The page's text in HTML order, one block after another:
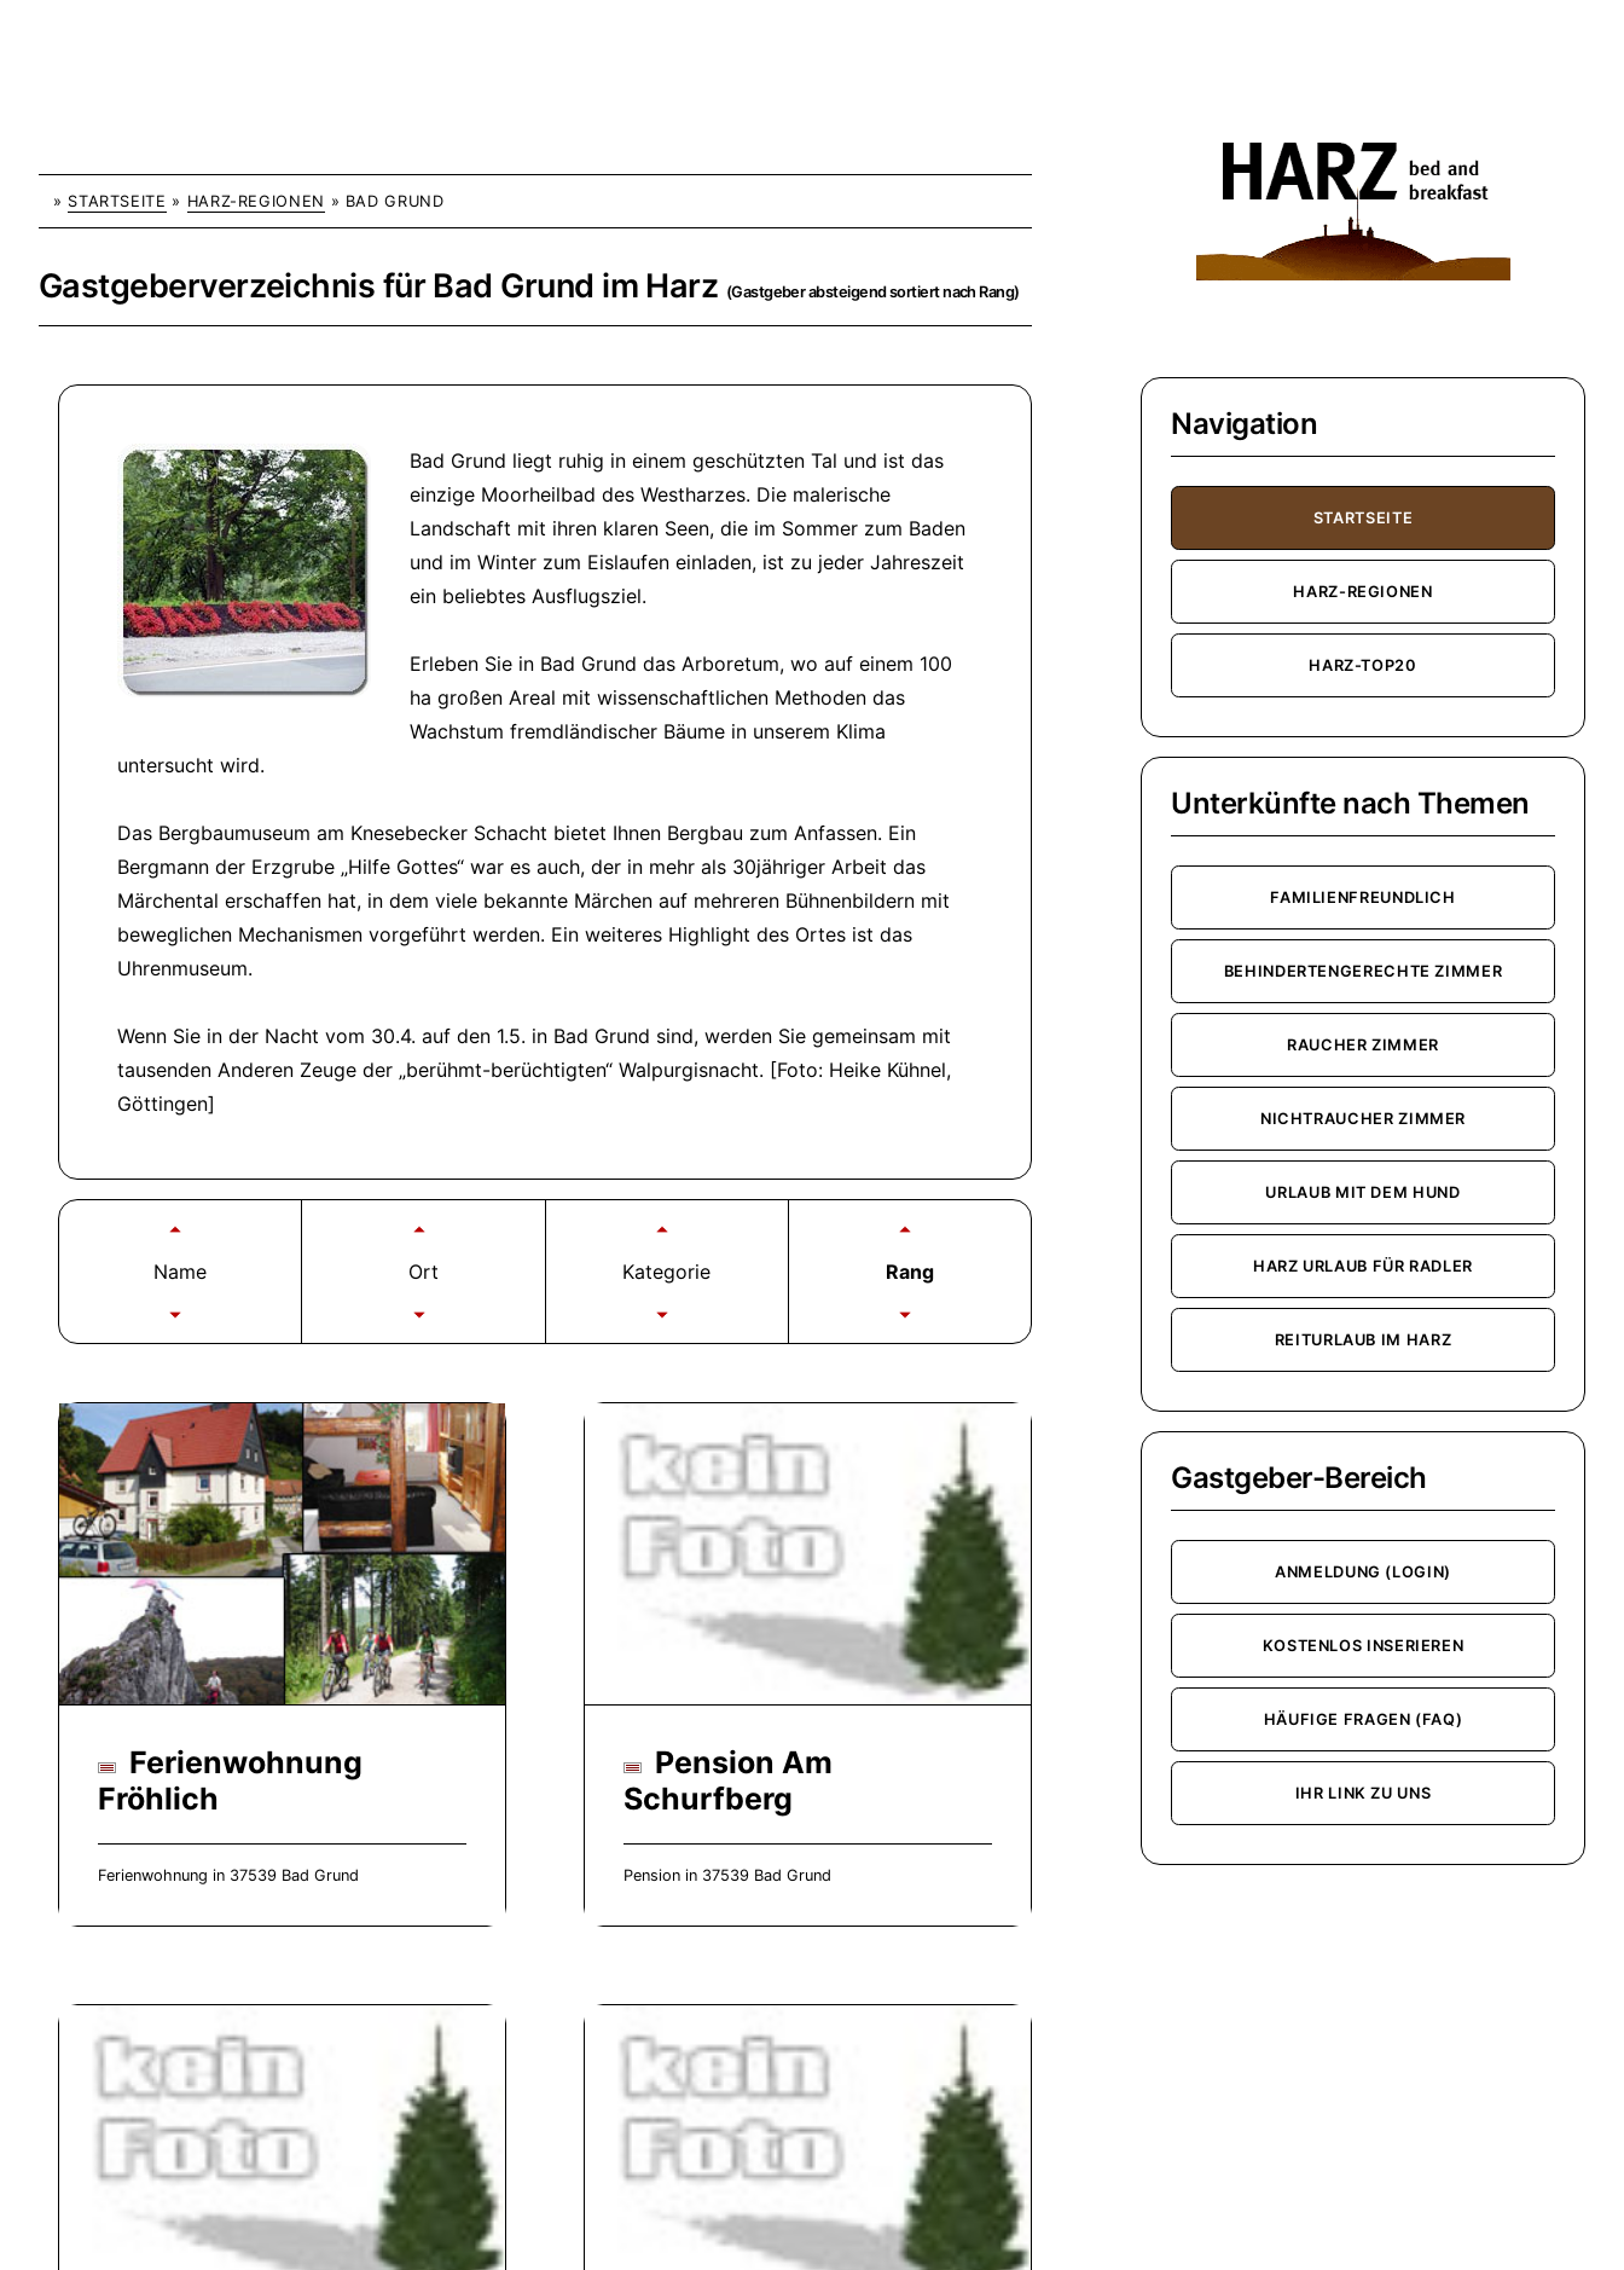
» STARTSEITE » HARZ-REGIONEN » BAD GRUND
Gastgeberverzeichnis für Bad Grund im Harz (Gastgeber absteigend sortiert nach Rang)
Bad Grund liegt ruhig in einem geschützten Tal und ist das
einzige Moorheilbad des Westharzes. Die malerische
Landschaft mit ihren klaren Seen, die im Sommer zum Baden
und im Winter zum Eislaufen einladen, ist zu jeder Jahreszeit
ein beliebtes Ausflugsziel.
Erleben Sie in Bad Grund das Arboretum, wo auf einem 100
ha großen Areal mit wissenschaftlichen Methoden das
Wachstum fremdländischer Bäume in unserem Klima
untersucht wird.
Das Bergbaumuseum am Knesebecker Schacht bietet Ihnen Bergbau zum Anfassen. Ein
Bergmann der Erzgrube Hilfe Gottes war es auch, der in mehr als 30jähriger Arbeit das
Märchental erschaffen hat, in dem viele bekannte Märchen auf mehreren Bühnenbildern mit
beweglichen Mechanismen vorgeführt werden. Ein weiteres Highlight des Ortes ist das
Uhrenmuseum.
Wenn Sie in der Nacht vom 30.4. auf den 1.5. in Bad Grund sind, werden Sie gemeinsam mit
tausenden Anderen Zeuge der berühmt-berüchtigten Walpurgisnacht. [Foto: Heike Kühnel,
Göttingen]
Name Ort Kategorie Rang
Ferienwohnung
Fröhlich
Ferienwohnung in 37539 Bad Grund
Pension Am
Schurfberg
Pension in 37539 Bad Grund
Navigation
STARTSEITE
HARZ-REGIONEN
HARZ-TOP20
Unterkünfte nach Themen
FAMILIENFREUNDLICH
BEHINDERTENGERECHTE ZIMMER
RAUCHER ZIMMER
NICHTRAUCHER ZIMMER
URLAUB MIT DEM HUND
HARZ URLAUB FÜR RADLER
REITURLAUB IM HARZ
Gastgeber-Bereich
ANMELDUNG (LOGIN)
KOSTENLOS INSERIEREN
HÄUFIGE FRAGEN (FAQ)
IHR LINK ZU UNS